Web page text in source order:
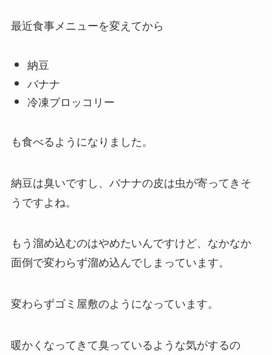
最近食事メニューを変えてから
納豆
バナナ
冷凍ブロッコリー
も食べるようになりました。
納豆は臭いですし、バナナの皮は虫が寄ってきそ
うですよね。
もう溜め込むのはやめたいんですけど、なかなか
面倒で変わらず溜め込んでしまっています。
変わらずゴミ屋敷のようになっています。
暖かくなってきて臭っているような気がするの